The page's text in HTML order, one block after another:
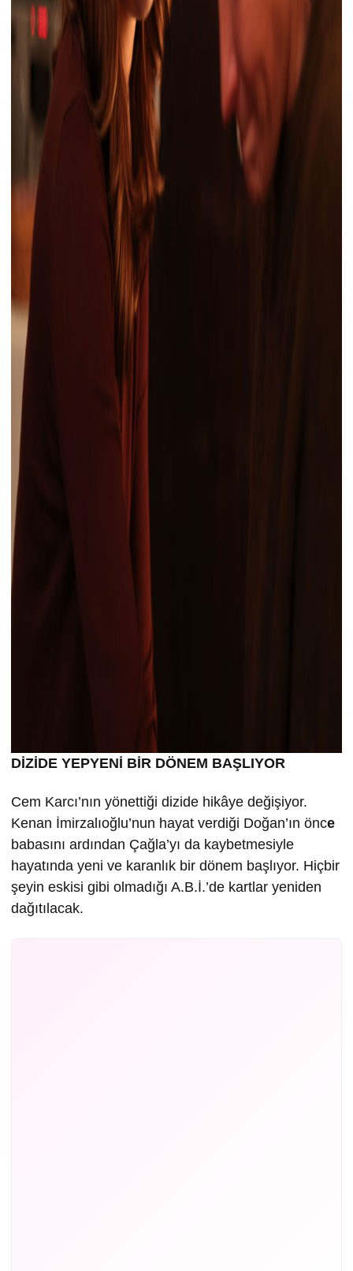
DİZİDE YEPYENİ BİR DÖNEM BAŞLIYOR
Cem Karcı’nın yönettiği dizide hikâye değişiyor.
Kenan İmirzalıoğlu’nun hayat verdiği Doğan’ın önce
babasını ardından Çağla’yı da kaybetmesiyle
hayatında yeni ve karanlık bir dönem başlıyor. Hiçbir
şeyin eskisi gibi olmadığı A.B.İ.’de kartlar yeniden
dağıtılacak.